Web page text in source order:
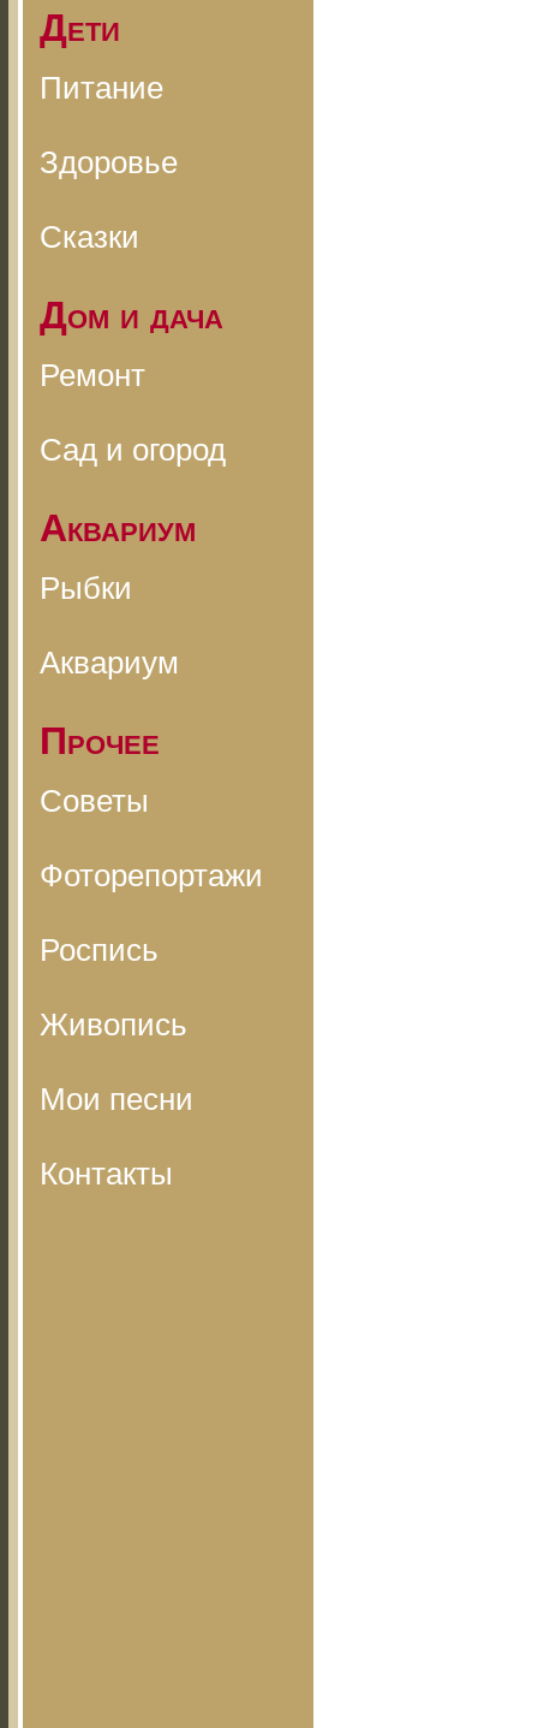
Дети
Питание
Здоровье
Сказки
Дом и дача
Ремонт
Сад и огород
Аквариум
Рыбки
Аквариум
Прочее
Советы
Фоторепортажи
Роспись
Живопись
Мои песни
Контакты